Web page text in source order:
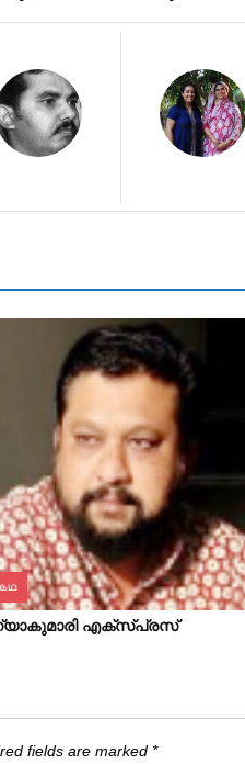
എക്‌സ്‌പ്രസ്
fields are marked *